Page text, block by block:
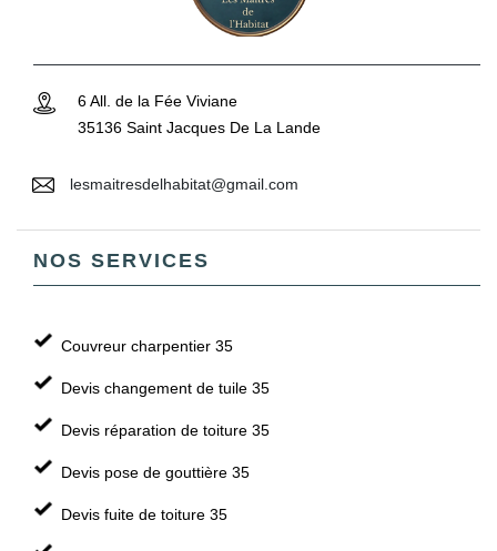
6 All. de la Fée Viviane
35136 Saint Jacques De La Lande
lesmaitresdelhabitat@gmail.com
NOS SERVICES
Couvreur charpentier 35
Devis changement de tuile 35
Devis réparation de toiture 35
Devis pose de gouttière 35
Devis fuite de toiture 35